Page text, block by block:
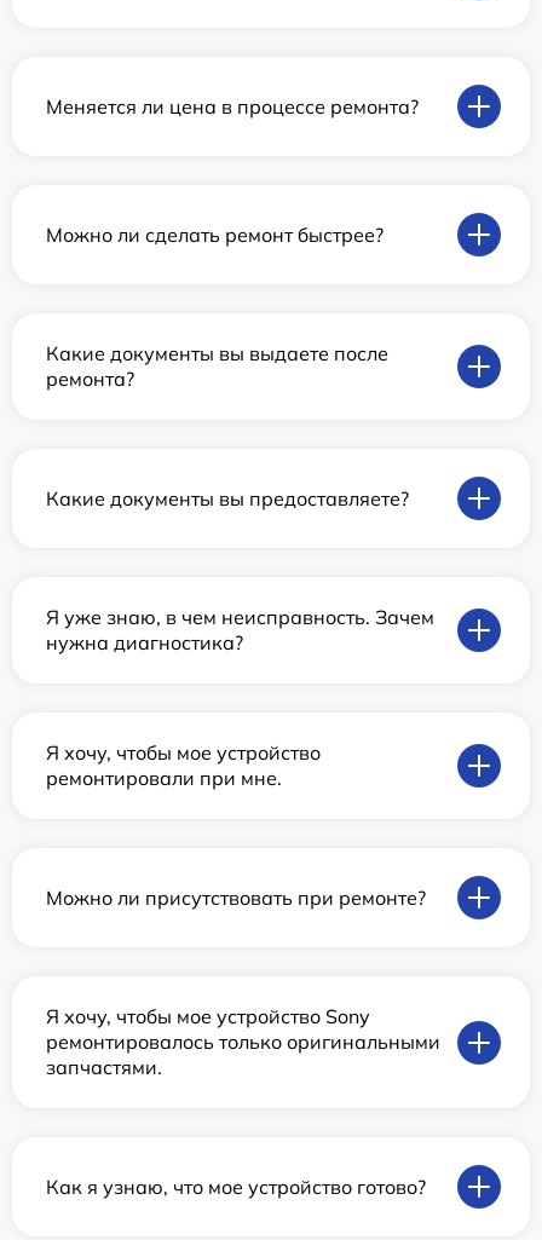
Меняется ли цена в процессе ремонта?
Можно ли сделать ремонт быстрее?
Какие документы вы выдаете после
ремонта?
Какие документы вы предоставляете?
Я уже знаю, в чем неисправность. Зачем
нужна диагностика?
Я хочу, чтобы мое устройство
ремонтировали при мне.
Можно ли присутствовать при ремонте?
Я хочу, чтобы мое устройство Sony
ремонтировалось только оригинальными
запчастями.
Как я узнаю, что мое устройство готово?